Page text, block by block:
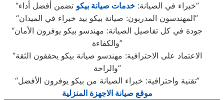
“خبراء في الصيانة:خدمات صيانة بيكو
تضمن أفضل أداء”
“المهندسون المدربون: صيانة بيكو بيد خبراء في الميدان”
“جودة في كل تفاصيل الصيانة: مهندسو بيكو يوفرون الأمان
والكفاءة”
“الاعتماد على الاحترافية: مهندسو صيانة بيكو يحققون الثقة
والراحة”
“تقنية واحترافية: خبراء الصيانة من بيكو يوفرون الأفضل”
موقع صيانة الاجهزة المنزلية